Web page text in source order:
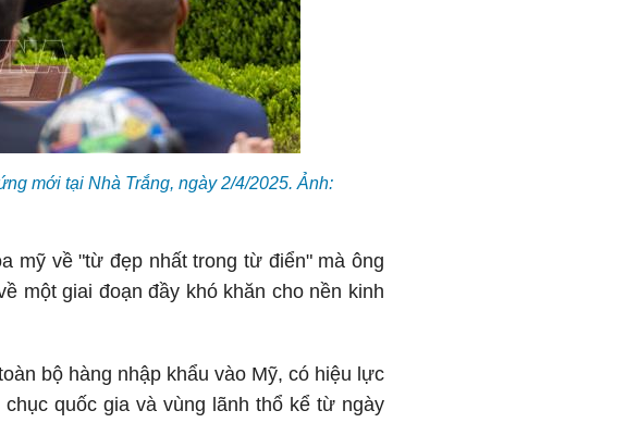
mới tại Nhà Trắng, ngày 2/4/2025. Ảnh:
mỹ về "từ đẹp nhất trong từ điển" mà ông
một giai đoạn đầy khó khăn cho nền kinh
bộ hàng nhập khẩu vào Mỹ, có hiệu lực
quốc gia và vùng lãnh thổ kể từ ngày